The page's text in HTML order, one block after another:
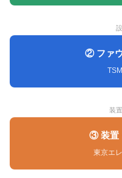
② ファウ
装
③ 装置
東京エ